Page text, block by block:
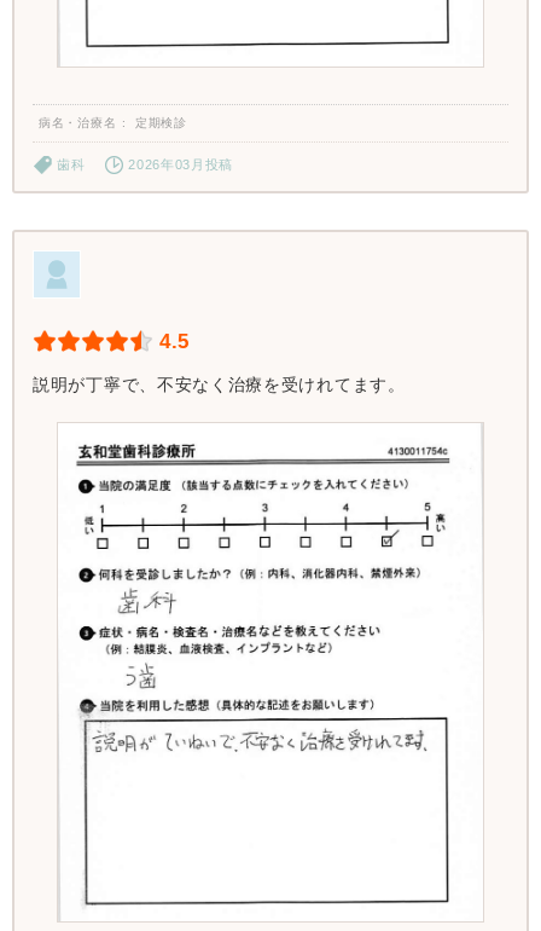
病名・治療名 定期検診
歯科 2026年03月投稿
4.5
説明が丁寧で、不安なく治療を受けれてます。